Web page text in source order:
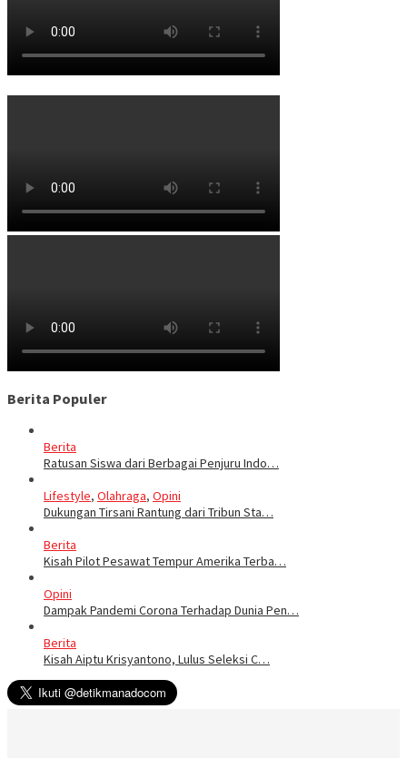
Berita Populer
Berita
Ratusan Siswa dari Berbagai Penjuru Indo…
Lifestyle, Olahraga, Opini
Dukungan Tirsani Rantung dari Tribun Sta…
Berita
Kisah Pilot Pesawat Tempur Amerika Terba…
Opini
Dampak Pandemi Corona Terhadap Dunia Pen…
Berita
Kisah Aiptu Krisyantono, Lulus Seleksi C…